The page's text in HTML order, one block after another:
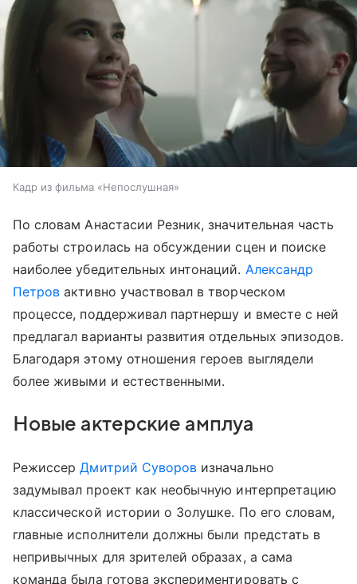
Кадр из фильма «Непослушная»
По словам Анастасии Резник, значительная часть
работы строилась на обсуждении сцен и поиске
наиболее убедительных интонаций. Александр
Петров активно участвовал в творческом
процессе, поддерживал партнершу и вместе с ней
предлагал варианты развития отдельных эпизодов.
Благодаря этому отношения героев выглядели
более живыми и естественными.
Новые актерские амплуа
РежиссерДмитрий Суворов изначально
задумывал проект как необычную интерпретацию
классической истории о Золушке. По его словам,
главные исполнители должны были предстать в
непривычных для зрителей образах, а сама
команда была готова экспериментировать с